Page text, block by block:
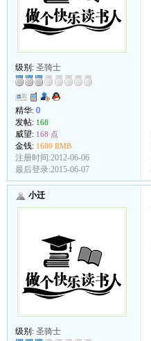
级别: 圣骑士
精华: 0
发帖: 168
威望: 168 点
金钱: 1680 RMB
注册时间:2012-06-06
最后登录:2015-06-07
小迁
级别: 圣骑士